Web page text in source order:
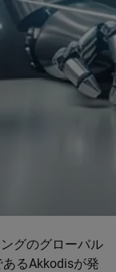
グのグローバル
るAkkodisが発